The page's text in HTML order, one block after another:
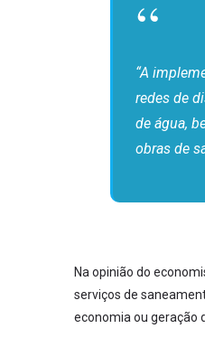
“A
redes de
de água,
obras de
Na opinião do
serviços de
economia ou geração